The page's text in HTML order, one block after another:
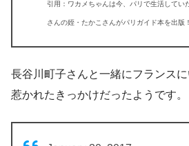
引用：ワカメちゃんは今、パリで生活してい
さんの姪・たかこさんがパリガイド本を出版！
長谷川町子さんと一緒にフランスに
惹かれたきっかけだったようです。